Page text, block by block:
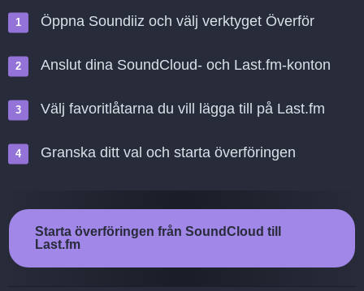
Öppna Soundiiz och välj verktyget Överför
Anslut dina SoundCloud- och Last.fm-konton
Välj favoritlåtarna du vill lägga till på Last.fm
Granska ditt val och starta överföringen
Starta överföringen från SoundCloud till
Last.fm